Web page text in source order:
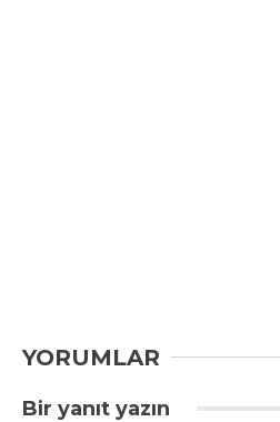
YORUMLAR
Bir yanıt yazın